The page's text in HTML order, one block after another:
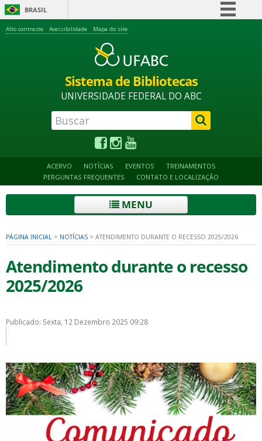
BRASIL
Acesso à informação
Canais
Alto contraste Acessibilidade Mapa do site
Sistema de Bibliotecas
UNIVERSIDADE FEDERAL DO ABC
ACERVO NOTÍCIAS EVENTOS
TREINAMENTOS
PERGUNTAS FREQUENTES
CONTATO E LOCALIZAÇÃO
MENU
PÁGINA INICIAL > NOTÍCIAS > ATENDIMENTO DURANTE O RECESSO 2025/2026
Atendimento durante o recesso
2025/2026
Publicado: Sexta, 12 Dezembro 2025 09:28